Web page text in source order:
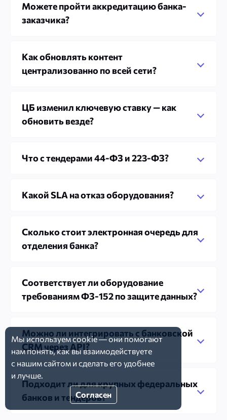
Можете пройти аккредитацию банка-
заказчика?
Как обновлять контент
централизованно по всей сети?
ЦБ изменил ключевую ставку — как
обновить везде?
Что с тендерами 44-ФЗ и 223-ФЗ?
Какой SLA на отказ оборудования?
Сколько стоит электронная очередь для
отделения банка?
Соответствует ли оборудование
требованиям ФЗ-152 по защите данных?
Можно ли интегрировать с банковской
CRM через API?
Подходит ли для крупных федеральных
банков и тендеров?
Мы используемcookie— они помогают
нам понять, как вы взаимодействуете
с нашимсайтом и сделатьего удобнее
и лучше.
Согласен